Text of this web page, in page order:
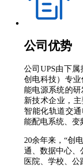
公司优势
公司UPS由下
创电科技）专
能电源系统的
新技术企业，主
智能化轨道交
能配电系统、变
20余年来，“创
通、数据中心、
医院、学校、